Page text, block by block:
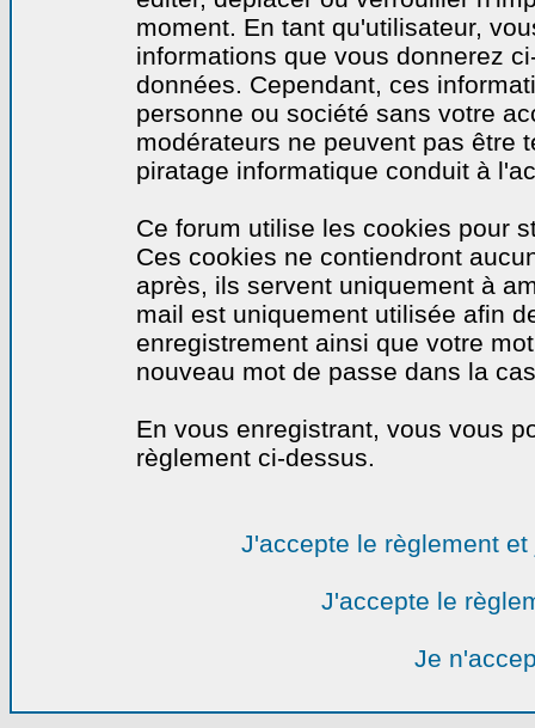
moment. En tant qu'utilisateur,
informations que vous donnerez
données. Cependant, ces
personne ou société sans votre
modérateurs ne peuvent pas être
piratage informatique conduit à
Ce forum utilise les cookies pour
Ces cookies ne contiendront
après, ils servent uniquement à
mail est uniquement utilisée afin
enregistrement ainsi que votre
nouveau mot de passe dans la
En vous enregistrant, vous vous
règlement ci-dessus.
J'accepte le règlement
J'accepte le
Je